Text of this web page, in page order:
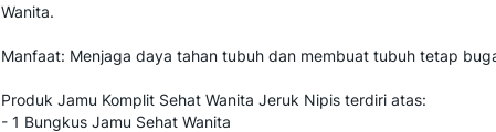
Wanita.
Manfaat: Menjaga daya tahan tubuh dan membuat tubuh tetap
Produk Jamu Komplit Sehat Wanita Jeruk Nipis terdiri atas:
- 1 Bungkus Jamu Sehat Wanita